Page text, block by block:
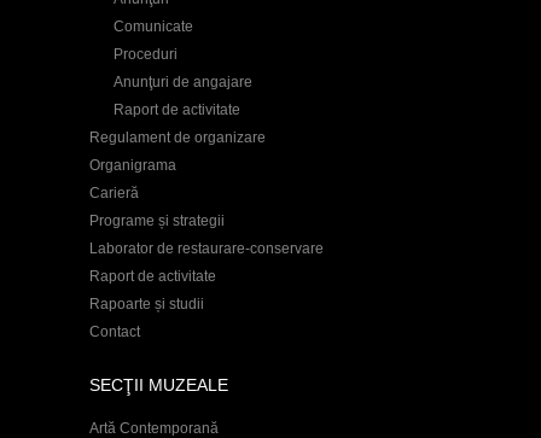
Comunicate
Proceduri
Anunţuri de angajare
Raport de activitate
Regulament de organizare
Organigrama
Carieră
Programe și strategii
Laborator de restaurare-conservare
Raport de activitate
Rapoarte și studii
Contact
SECŢII MUZEALE
Artă Contemporană